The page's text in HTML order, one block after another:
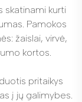
skatinami kurti
Pamokos
žaislai, virvė,
kortos.
pritaikys
į jų galimybes.